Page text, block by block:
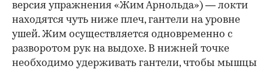
версия упражнения «Жим Арнольда») — локти
находятся чуть ниже плеч, гантели на уровне
ушей. Жим осуществляется одновременно с
разворотом рук на выдохе. В нижней точке
необходимо удерживать гантели, чтобы мышцы